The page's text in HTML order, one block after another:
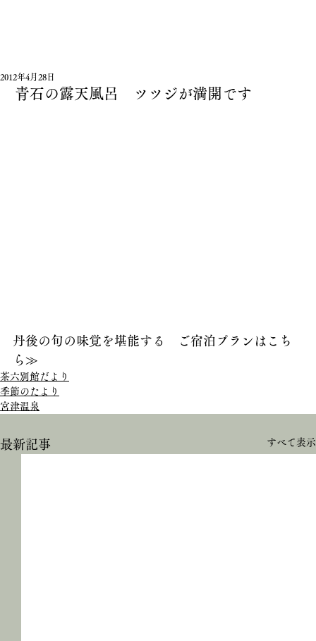
青石の露天風呂 ツツジが満開です
2012年4月28日
丹後の旬の味覚を堪能する　ご宿泊プランはこち
ら≫
茶六別館だより
季節のたより
宮津温泉
最新記事 すべて表示